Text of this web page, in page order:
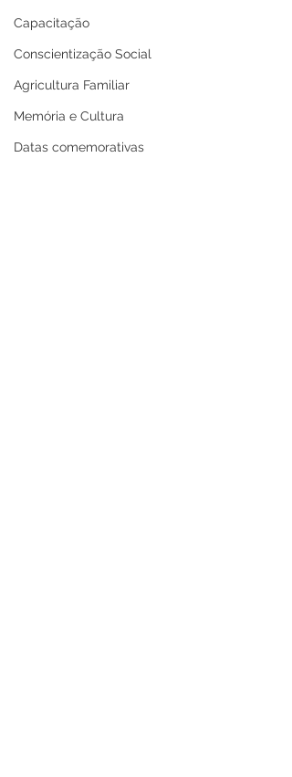
Capacitação
Conscientização Social
Agricultura Familiar
Memória e Cultura
Datas comemorativas